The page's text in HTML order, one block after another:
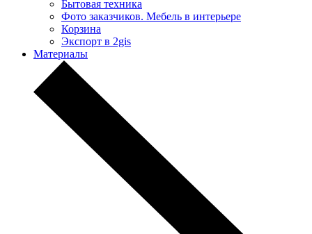
Бытовая техника
Фото заказчиков. Мебель в интерьере
Корзина
Экспорт в 2gis
Материалы